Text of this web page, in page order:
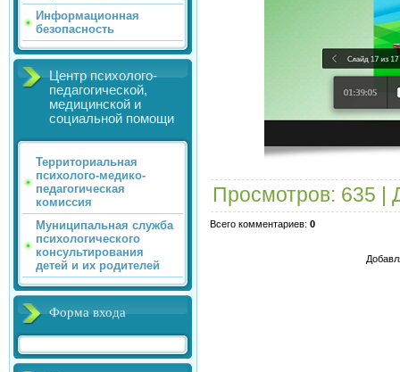
Информационная
безопасность
Центр психолого-
педагогической,
медицинской и
социальной помощи
Территориальная
психолого-медико-
педагогическая
комиссия
Муниципальная служба
психологического
консультирования
детей и их родителей
Форма входа
Просмотров: 635 |
Всего комментариев: 0